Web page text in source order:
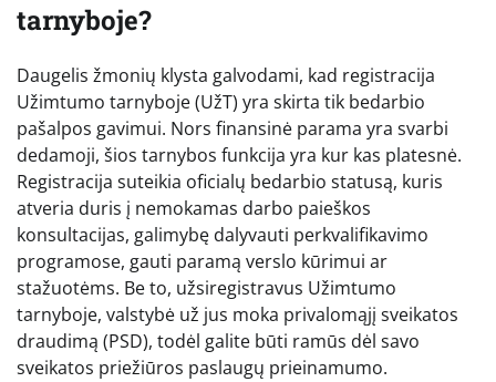
tarnyboje?
Daugelis žmonių klysta galvodami, kad registracija
Užimtumo tarnyboje (UžT) yra skirta tik bedarbio
pašalpos gavimui. Nors finansinė parama yra svarbi
dedamoji, šios tarnybos funkcija yra kur kas platesnė.
Registracija suteikia oficialų bedarbio statusą, kuris
atveria duris į nemokamas darbo paieškos
konsultacijas, galimybę dalyvauti perkvalifikavimo
programose, gauti paramą verslo kūrimui ar
stažuotėms. Be to, užsiregistravus Užimtumo
tarnyboje, valstybė už jus moka privalomąjį sveikatos
draudimą (PSD), todėl galite būti ramūs dėl savo
sveikatos priežiūros paslaugų prieinamumo.